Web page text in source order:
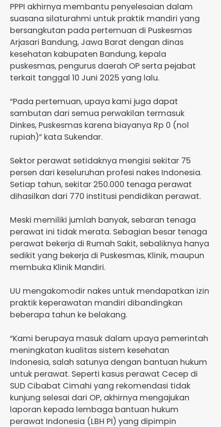
PPPI akhirnya membantu penyelesaian dalam
suasana silaturahmi untuk praktik mandiri yang
bersangkutan pada pertemuan di Puskesmas
Arjasari Bandung, Jawa Barat dengan dinas
kesehatan kabupaten Bandung, kepala
puskesmas, pengurus daerah OP serta pejabat
terkait tanggal 10 Juni 2025 yang lalu.
“Pada pertemuan, upaya kami juga dapat
sambutan dari semua perwakilan termasuk
Dinkes, Puskesmas karena biayanya Rp 0 (nol
rupiah)” kata Sukendar.
Sektor perawat setidaknya mengisi sekitar 75
persen dari keseluruhan profesi nakes Indonesia.
Setiap tahun, sekitar 250.000 tenaga perawat
dihasilkan dari 770 institusi pendidikan perawat.
Meski memiliki jumlah banyak, sebaran tenaga
perawat ini tidak merata. Sebagian besar tenaga
perawat bekerja di Rumah Sakit, sebaliknya hanya
sedikit yang bekerja di Puskesmas, Klinik, maupun
membuka Klinik Mandiri.
UU mengakomodir nakes untuk mendapatkan izin
praktik keperawatan mandiri dibandingkan
beberapa tahun ke belakang.
“Kami berupaya masuk dalam upaya pemerintah
meningkatan kualitas sistem kesehatan
Indonesia, salah satunya dengan bantuan hukum
untuk perawat. Seperti kasus perawat Cecep di
SUD Cibabat Cimahi yang rekomendasi tidak
kunjung selesai dari OP, akhirnya mengajukan
laporan kepada lembaga bantuan hukum
perawat Indonesia (LBH PI) yang dipimpin